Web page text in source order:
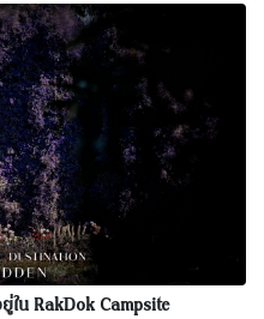
น RakDok Campsite